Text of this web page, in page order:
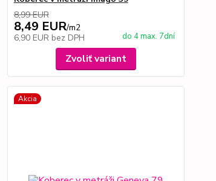
8,99 EUR
8,49 EUR/m2
6,90 EUR bez DPH do 4 max. 7dní
Zvoliť variant
Akcia